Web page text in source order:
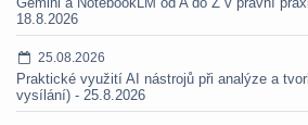
18.8.2026
25.08.2026
Praktické využití AI nástrojů při analýze a
vysílání) - 25.8.2026